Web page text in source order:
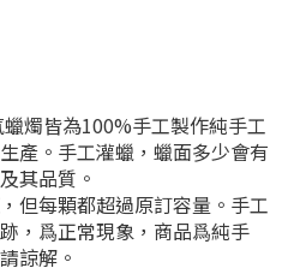
燭皆為100%手工製作純手工
產。手工灌蠟，蠟面多少會有
其品質。
但每顆都超過原訂容量。手工
，爲正常現象，商品爲純手
諒解。